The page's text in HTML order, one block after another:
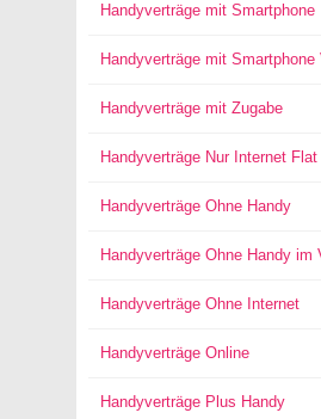
Handyverträge mit Smartphone
Handyverträge mit Smartphone
Handyverträge mit Zugabe
Handyverträge Nur Internet Flat
Handyverträge Ohne Handy
Handyverträge Ohne Handy im
Handyverträge Ohne Internet
Handyverträge Online
Handyverträge Plus Handy